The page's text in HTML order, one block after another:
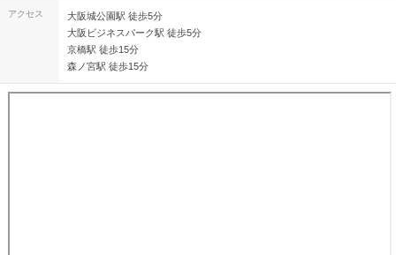
アクセス
大阪城公園駅 徒歩5分
大阪ビジネスパーク駅 徒歩5分
京橋駅 徒歩15分
森ノ宮駅 徒歩15分